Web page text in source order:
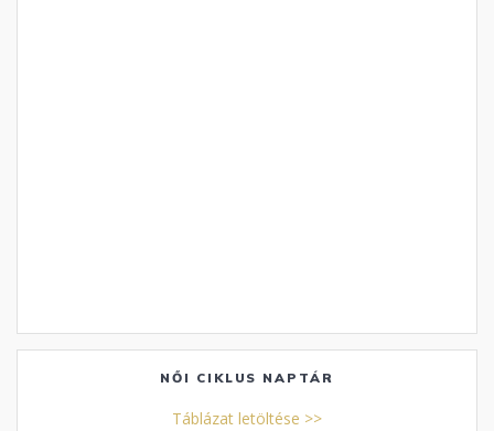
NŐI CIKLUS NAPTÁR
Táblázat letöltése >>